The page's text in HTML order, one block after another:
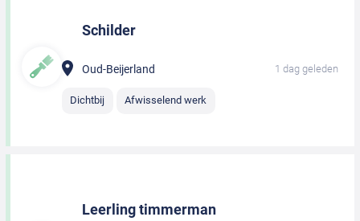
Schilder
Oud-Beijerland 1 dag geleden
Dichtbij Afwisselend werk
Leerling timmerman